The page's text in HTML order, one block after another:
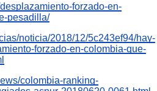
forzado-en-
pesadilla/
noticia/2018/12/5c243ef94/hay-
forzado-en-colombia-que-
colombia-ranking-